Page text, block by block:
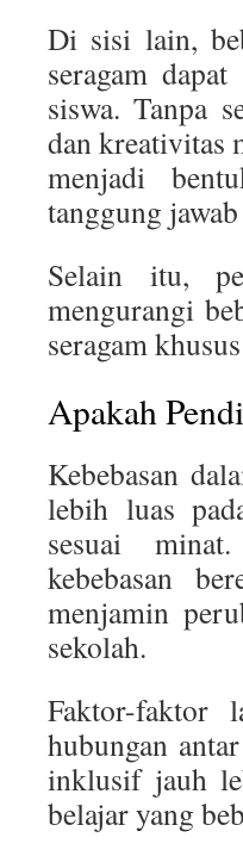
Di sisi lain,
seragam
siswa. Tanpa
dan kreativitas
menjadi
tanggung
Selain itu,
mengurangi
seragam
Apakah
Kebebasan
lebih luas
sesuai
kebebasan
menjamin
sekolah.
Faktor-faktor
hubungan
inklusif jauh
belajar yang